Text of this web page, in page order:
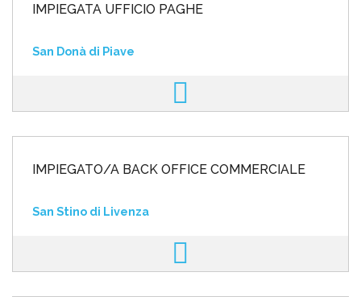
IMPIEGATA UFFICIO PAGHE
San Donà di Piave
IMPIEGATO/A BACK OFFICE COMMERCIALE
San Stino di Livenza